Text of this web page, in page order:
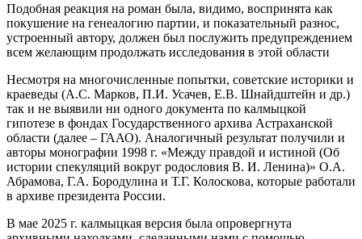
Подобная реакция на роман была, видимо, воспринята как
покушение на генеалогию партии, и показательный разнос,
устроенный автору, должен был послужить предупреждением
всем желающим продолжать исследования в этой области
Несмотря на многочисленные попытки, советские историки и
краеведы (А.С. Марков, П.И. Усачев, Е.В. Шнайдштейн и др.)
так и не выявили ни одного документа по калмыцкой
гипотезе в фондах Государственного архива Астраханской
области (далее – ГААО). Аналогичный результат получили и
авторы монографии 1998 г. «Между правдой и истиной (Об
истории спекуляций вокруг родословия В. И. Ленина)» О.А.
Абрамова, Г.А. Бородулина и Т.Г. Колоскова, которые работали
в архиве президента России.
В мае 2025 г. калмыцкая версия была опровергнута